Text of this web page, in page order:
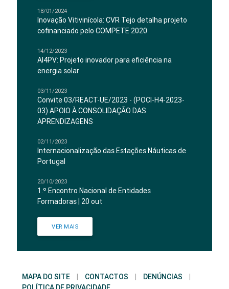
18/01/2024
Inovação Vitivinícola: CVR Tejo detalha projeto
cofinanciado pelo COMPETE 2020
14/12/2023
AI4PV: Projeto inovador para eficiência na
energia solar
03/11/2023
Convite 03/REACT-UE/2023 - (POCI-H4-2023-
03) APOIO À CONSOLIDAÇÃO DAS
APRENDIZAGENS
02/11/2023
Internacionalização das Estações Náuticas de
Portugal
20/10/2023
1.º Encontro Nacional de Entidades
Formadoras | 20 out
VER MAIS
MAPA DO SITE | CONTACTOS | DENÚNCIAS
|